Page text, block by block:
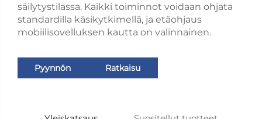
säilytystilassa. Kaikki toiminnot voidaan ohjata
standardilla käsikytkimellä, ja etäohjaus
mobiilisovelluksen kautta on valinnainen.
Pyynnön
Ratkaisu